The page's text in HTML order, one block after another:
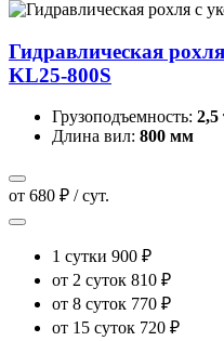
Гидравлическая
KL25-800S
Грузоподъемность: 2,5
Длина вил: 800 мм
от 680 ₽ / сут.
1 сутки 900 ₽
от 2 суток 810 ₽
от 8 суток 770 ₽
от 15 суток 720 ₽